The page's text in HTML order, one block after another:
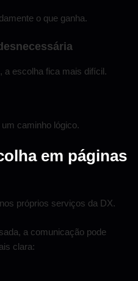
o que ganha.
a escolha fica mais difícil.
caminho lógico.
em páginas
próprios serviços da DX.
a comunicação pode
clara: